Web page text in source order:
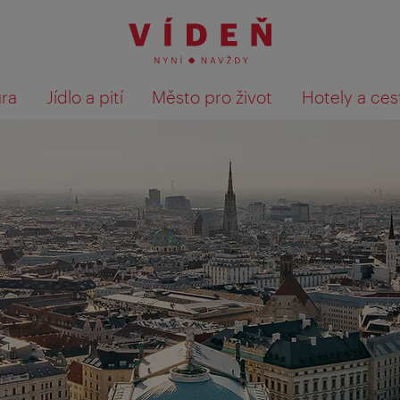
Jídlo a pití Město pro život Hotely a